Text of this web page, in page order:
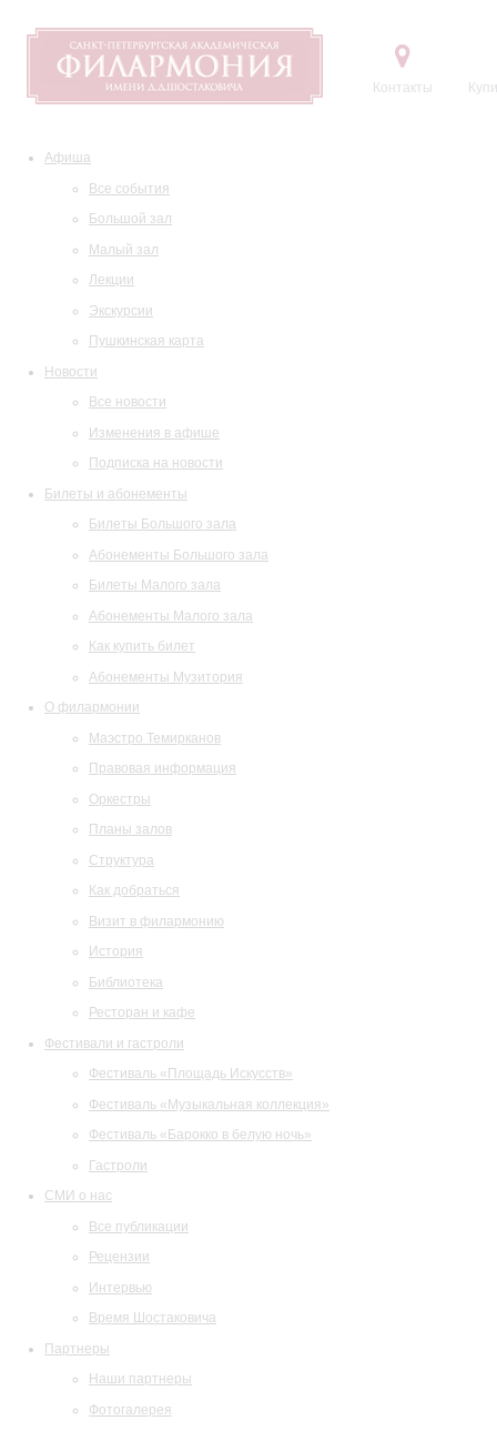
Контакты
Афиша
Все события
Большой зал
Малый зал
Лекции
Экскурсии
Пушкинская карта
Новости
Все новости
Изменения в афише
Подписка на новости
Билеты и абонементы
Билеты Большого зала
Абонементы Большого зала
Билеты Малого зала
Абонементы Малого зала
Как купить билет
Абонементы Музитория
О филармонии
Маэстро Темирканов
Правовая информация
Оркестры
Планы залов
Структура
Как добраться
Визит в филармонию
История
Библиотека
Ресторан и кафе
Фестивали и гастроли
Фестиваль «Площадь Искусств»
Фестиваль «Музыкальная коллекция»
Фестиваль «Барокко в белую ночь»
Гастроли
СМИ о нас
Все публикации
Рецензии
Интервью
Время Шостаковича
Партнеры
Наши партнеры
Фотогалерея